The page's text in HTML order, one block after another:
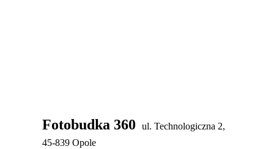
Fotobudka 360
ul. Technologiczna 2,
45-839 Opole